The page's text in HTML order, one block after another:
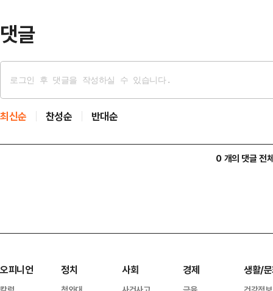
댓글
최신순 찬성순 반대순
0 개의 댓글 전
오피니언 정치 사회 경제 생활/